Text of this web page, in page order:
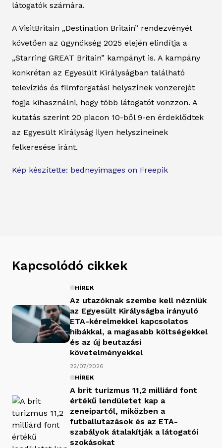
látogatók számára.
A VisitBritain „Destination Britain” rendezvényét
követően az ügynökség 2025 elején elindítja a
„Starring GREAT Britain” kampányt is. A kampány
konkrétan az Egyesült Királyságban található
televíziós és filmforgatási helyszínek vonzerejét
fogja kihasználni, hogy több látogatót vonzzon. A
kutatás szerint 20 piacon 10-ből 9-en érdeklődtek
az Egyesült Királyság ilyen helyszíneinek
felkeresése iránt.
Kép készítette: bedneyimages on Freepik
Kapcsolódó cikkek
HÍREK
Az utazóknak szembe kell nézniük
az Egyesült Királyságba irányuló
ETA-kérelmekkel kapcsolatos
hibákkal, a magasabb költségekkel
és az új beutazási
követelményekkel
22/07/2026
HÍREK
A brit turizmus 11,2 milliárd font
értékű lendületet kap a
zeneipartól, miközben a
futballutazások és az ETA-
szabályok átalakítják a látogatói
szokásokat